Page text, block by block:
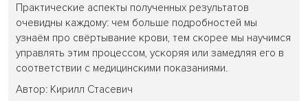
Практические аспекты полученных результатов
очевидны каждому: чем больше подробностей мы
узнаём про свёртывание крови, тем скорее мы научимся
управлять этим процессом, ускоряя или замедляя его в
соответствии с медицинскими показаниями.
Автор: Кирилл Стасевич